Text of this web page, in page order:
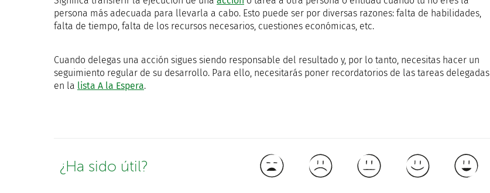
persona más adecuada para llevarla a cabo. Esto puede ser por diversas razones: falta de habilidades,
falta de tiempo, falta de los recursos necesarios, cuestiones económicas, etc.
Cuando delegas una acción sigues siendo responsable del resultado y, por lo tanto, necesitas hacer un
seguimiento regular de su desarrollo. Para ello, necesitarás poner recordatorios de las tareas delegadas
en la lista A la Espera.
¿Ha sido útil?